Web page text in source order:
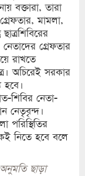
বক্তারা, তারা
মামলা,
গ্রেফতার
রাখতে
অচিরেই সরকার
শিবির নেতা-
নেতৃবৃন্দ।
পরিস্থিতির
নিতে হবে বলে
ছাড়া